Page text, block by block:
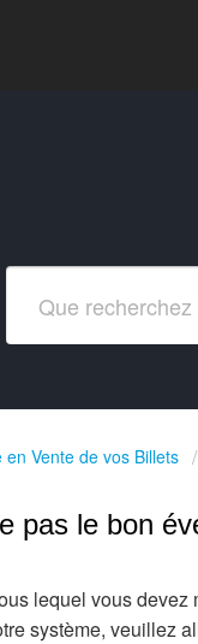
en Vente de vos Billets
pas le bon
lequel vous
système, veuillez